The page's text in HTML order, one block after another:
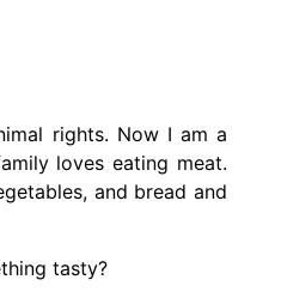
rights. Now I am a
loves eating meat.
and bread and
tasty?